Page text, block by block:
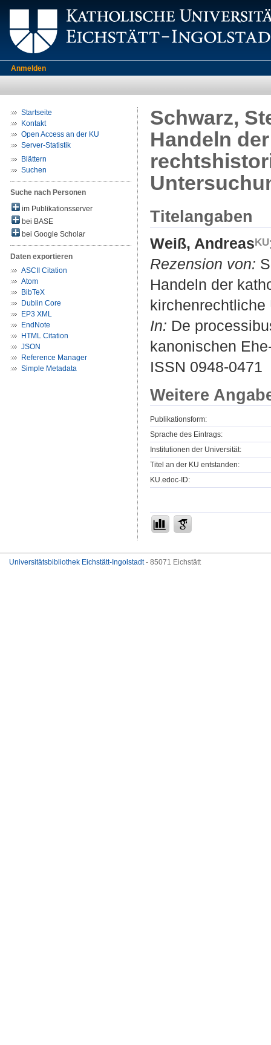
Anmelden
Startseite
Kontakt
Open Access an der KU
Server-Statistik
Blättern
Suchen
Suche nach Personen
im Publikationsserver
bei BASE
bei Google Scholar
Daten exportieren
ASCII Citation
Atom
BibTeX
Dublin Core
EP3 XML
EndNote
HTML Citation
JSON
Reference Manager
Simple Metadata
Schwarz,
Handeln
Titelangaben
Weiß, Andreas
Rezension von:
Handeln der
kirchenrechtliche
In: De
kanonischen
ISSN 0948-0471
Weitere
Publikationsform:
Sprache des Eintrags:
Institutionen der Universität:
Titel an der KU entstanden:
KU.edoc-ID:
Universitätsbibliothek Eichstätt-Ingolstadt- 85071 Eichstätt